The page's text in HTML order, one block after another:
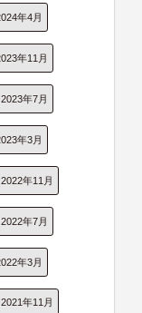
年4月
年11月
2023年7月
年3月
2022年11月
2022年7月
年3月
2021年11月